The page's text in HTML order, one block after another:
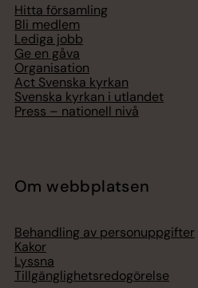
Hitta församling
Bli medlem
Lediga jobb
Ge en gåva
Organisation
Act Svenska kyrkan
Svenska kyrkan i utlandet
Press – nationell nivå
Om webbplatsen
Behandling av personuppgifter
Kakor
Lyssna
Tillgänglighetsredogörelse